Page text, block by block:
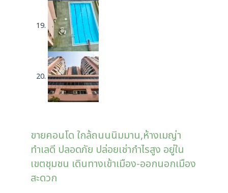
ขายคอนโด ใกล้ถนนนิมมาน,ห้างเมญ่า
ทำเลดี ปลอดภัย ปล่อยเช่ากำไรสูง อยู่ใน
เขตชุมชน เดินทางเข้าเมือง-ออกนอกเมือง
สะดวก